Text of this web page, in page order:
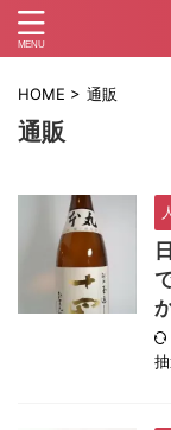
HOME > 通販
通販